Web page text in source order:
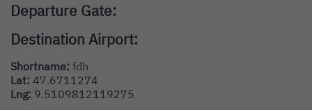
Departure Gate:
Destination Airport:
Shortname: fdh
Lat: 47.6711274
Lng: 9.5109812119275